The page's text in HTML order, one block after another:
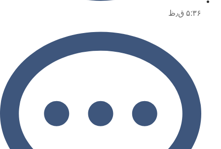
۵:۳۶ ق٫ظ